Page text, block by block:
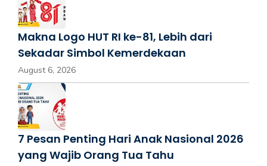
Makna Logo HUT RI ke-81, Lebih dari
Sekadar Simbol Kemerdekaan
August 6, 2026
7 Pesan Penting Hari Anak Nasional 2026
yang Wajib Orang Tua Tahu